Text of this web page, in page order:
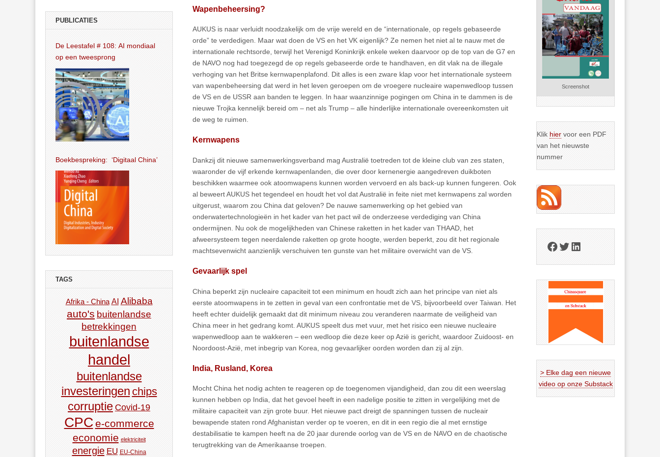
Wapenbeheersing?
AUKUS is naar verluidt noodzakelijk om de vrije wereld en de “internationale, op regels gebaseerde
orde” te verdedigen. Maar wat doen de VS en het VK eigenlijk? Ze nemen het niet al te nauw met de
internationale rechtsorde, terwijl het Verenigd Koninkrijk enkele weken daarvoor op de top van de G7 en
de NAVO nog had toegezegd de op regels gebaseerde orde te handhaven, en dit vlak na de illegale
verhoging van het Britse kernwapenplafond. Dit alles is een zware klap voor het internationale systeem
van wapenbeheersing dat werd in het leven geroepen om de vroegere nucleaire wapenwedloop tussen
de VS en de USSR aan banden te leggen. In haar waanzinnige pogingen om China in te dammen is de
nieuwe Trojka kennelijk bereid om – net als Trump – alle hinderlijke internationale overeenkomsten uit
de weg te ruimen.
Kernwapens
Dankzij dit nieuwe samenwerkingsverband mag Australië toetreden tot de kleine club van zes staten,
waaronder de vijf erkende kernwapenlanden, die over door kernenergie aangedreven duikboten
beschikken waarmee ook atoomwapens kunnen worden vervoerd en als back-up kunnen fungeren. Ook
al beweert AUKUS het tegendeel en houdt het vol dat Australië in feite niet met kernwapens zal worden
uitgerust, waarom zou China dat geloven? De nauwe samenwerking op het gebied van
onderwatertechnologieën in het kader van het pact wil de onderzeese verdediging van China
ondermijnen. Nu ook de mogelijkheden van Chinese raketten in het kader van THAAD, het
afweersysteem tegen neerdalende raketten op grote hoogte, werden beperkt, zou dit het regionale
machtsevenwicht aanzienlijk verschuiven ten gunste van het militaire overwicht van de VS.
Gevaarlijk spel
China beperkt zijn nucleaire capaciteit tot een minimum en houdt zich aan het principe van niet als
eerste atoomwapens in te zetten in geval van een confrontatie met de VS, bijvoorbeeld over Taiwan. Het
heeft echter duidelijk gemaakt dat dit minimum niveau zou veranderen naarmate de veiligheid van
China meer in het gedrang komt. AUKUS speelt dus met vuur, met het risico een nieuwe nucleaire
wapenwedloop aan te wakkeren – een wedloop die deze keer op Azië is gericht, waardoor Zuidoost- en
Noordoost-Azië, met inbegrip van Korea, nog gevaarlijker oorden worden dan zij al zijn.
India, Rusland, Korea
Mocht China het nodig achten te reageren op de toegenomen vijandigheid, dan zou dit een weerslag
kunnen hebben op India, dat het gevoel heeft in een nadelige positie te zitten in vergelijking met de
militaire capaciteit van zijn grote buur. Het nieuwe pact dreigt de spanningen tussen de nucleair
bewapende staten rond Afghanistan verder op te voeren, en dit in een regio die al met ernstige
destabilisatie te kampen heeft na de 20 jaar durende oorlog van de VS en de NAVO en de chaotische
terugtrekking van de Amerikaanse troepen.
PUBLICATIES
De Leestafel # 108: AI mondiaal
op een tweesprong
Boekbespreking: ‘Digitaal China’
TAGS
Afrika - China AI Alibaba
auto's buitenlandse
betrekkingen
buitenlandse
handel
buitenlandse
investeringen chips
corruptie Covid-19
CPC e-commerce
economie elektriciteit
energie EU EU-China
rekensom vooral
de industriële
achterstand die
… >> lees meer
Screenshot
Klik hier voor een PDF
van het nieuwste
nummer
Facebook
Twitter
LinkedIn
> Elke dag een nieuwe
video op onze Substack